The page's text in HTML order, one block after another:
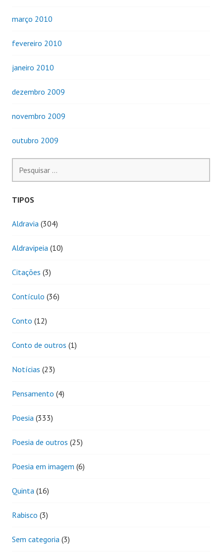
março 2010
fevereiro 2010
janeiro 2010
dezembro 2009
novembro 2009
outubro 2009
por:
TIPOS
Aldravia (304)
Aldravipeia (10)
Citações (3)
Contículo (36)
Conto (12)
Conto de outros (1)
Notícias (23)
Pensamento (4)
Poesia (333)
Poesia de outros (25)
Poesia em imagem (6)
Quinta (16)
Rabisco (3)
Sem categoria (3)